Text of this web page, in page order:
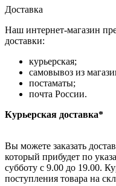
Доставка
Наш интернет-магазин
доставки:
курьерская;
самовывоз из
постаматы;
почта России.
Курьерская доставка*
Вы можете заказать
который прибудет по
субботу с 9.00 до 19.00.
поступления товара на